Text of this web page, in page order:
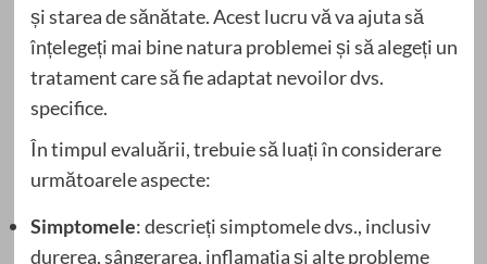
și starea de sănătate. Acest lucru vă va ajuta să
înțelegeți mai bine natura problemei și să alegeți un
tratament care să fie adaptat nevoilor dvs.
specifice.
În timpul evaluării, trebuie să luați în considerare
următoarele aspecte:
Simptomele: descrieți simptomele dvs., inclusiv
durerea, sângerarea, inflamația și alte probleme